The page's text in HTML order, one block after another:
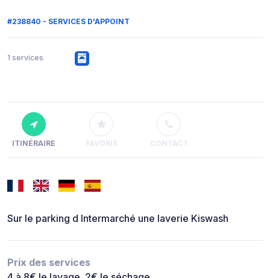
#238840 - SERVICES D'APPOINT
1 services
ITINÉRAIRE FAVORIS CONTACT
Sur le parking d Intermarché une laverie Kiswash
Prix des services